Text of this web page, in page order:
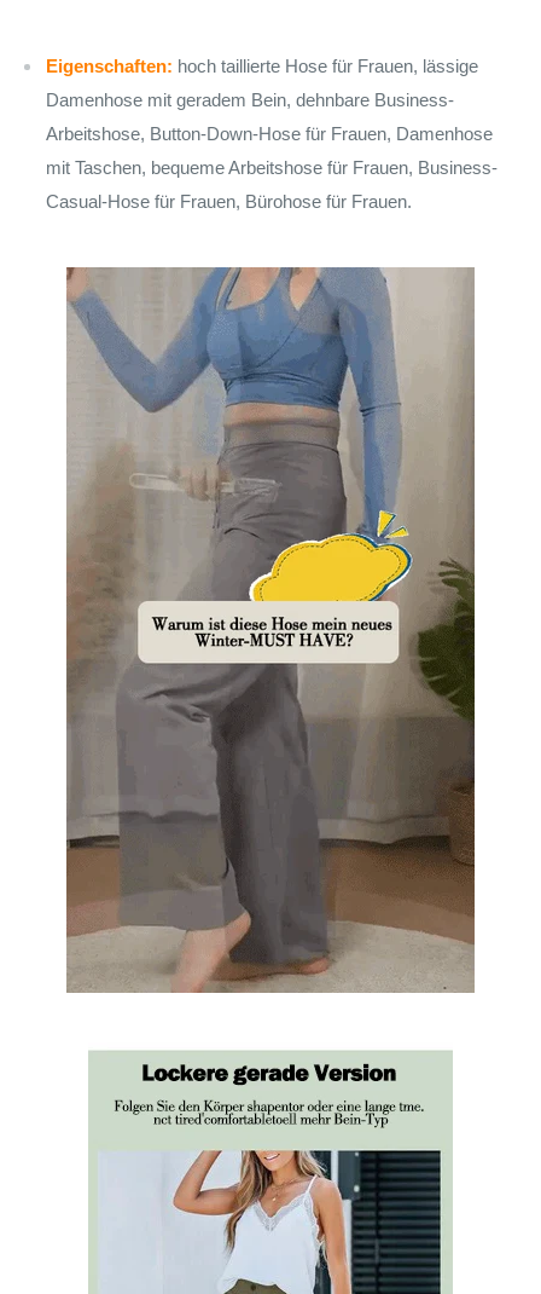
Eigenschaften: hoch taillierte Hose für Frauen, lässige
Damenhose mit geradem Bein, dehnbare Business-
Arbeitshose, Button-Down-Hose für Frauen, Damenhose
mit Taschen, bequeme Arbeitshose für Frauen, Business-
Casual-Hose für Frauen, Bürohose für Frauen.